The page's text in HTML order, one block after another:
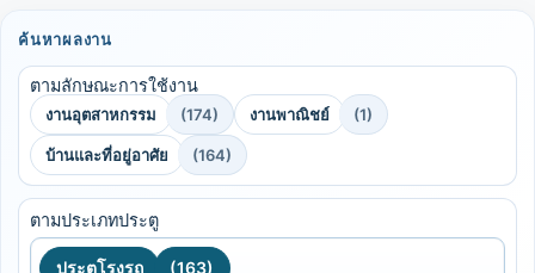
ค้นหาผลงาน
ตามลักษณะการใช้งาน
งานอุตสาหกรรม (174) งานพาณิชย์ (1)
บ้านและที่อยู่อาศัย (164)
ตามประเภทประตู
ประตูโรงรถ (163)